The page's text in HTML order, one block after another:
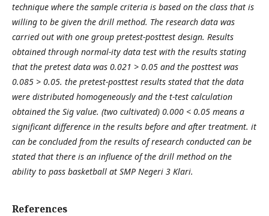
technique where the sample criteria is based on the class that is
willing to be given the drill method. The research data was
carried out with one group pretest-posttest design. Results
obtained through normal-ity data test with the results stating
that the pretest data was 0.021 > 0.05 and the posttest was
0.085 > 0.05. the pretest-posttest results stated that the data
were distributed homogeneously and the t-test calculation
obtained the Sig value. (two cultivated) 0.000 < 0.05 means a
significant difference in the results before and after treatment. it
can be concluded from the results of research conducted can be
stated that there is an influence of the drill method on the
ability to pass basketball at SMP Negeri 3 Klari.
References